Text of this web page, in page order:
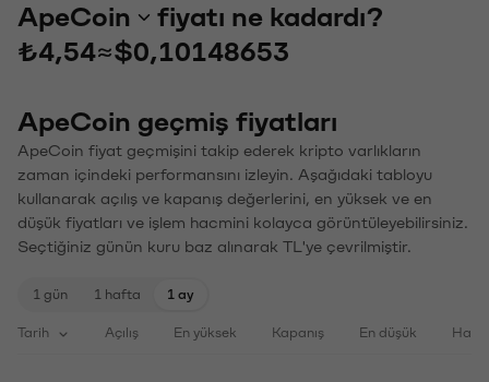
ApeCoin
fiyatı ne kadardı?
₺4,54≈$0,10148653
ApeCoin geçmiş fiyatları
ApeCoin fiyat geçmişini takip ederek kripto varlıkların
zaman içindeki performansını izleyin. Aşağıdaki tabloyu
kullanarak açılış ve kapanış değerlerini, en yüksek ve en
düşük fiyatları ve işlem hacmini kolayca görüntüleyebilirsiniz.
Seçtiğiniz günün kuru baz alınarak TL'ye çevrilmiştir.
1 gün 1 hafta 1 ay
Tarih Açılış En yüksek Kapanış En düşük